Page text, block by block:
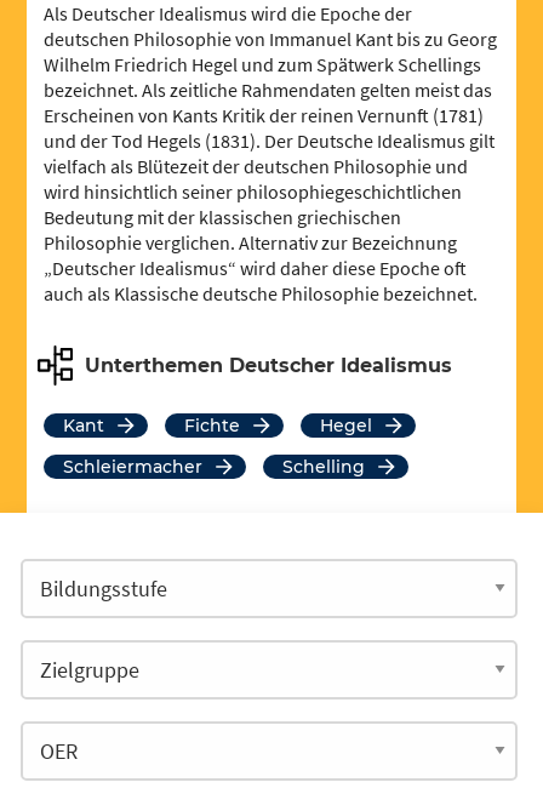
Als Deutscher Idealismus wird die Epoche der
deutschen Philosophie von Immanuel Kant bis zu Georg
Wilhelm Friedrich Hegel und zum Spätwerk Schellings
bezeichnet. Als zeitliche Rahmendaten gelten meist das
Erscheinen von Kants Kritik der reinen Vernunft (1781)
und der Tod Hegels (1831). Der Deutsche Idealismus gilt
vielfach als Blütezeit der deutschen Philosophie und
wird hinsichtlich seiner philosophiegeschichtlichen
Bedeutung mit der klassischen griechischen
Philosophie verglichen. Alternativ zur Bezeichnung
„Deutscher Idealismus“ wird daher diese Epoche oft
auch als Klassische deutsche Philosophie bezeichnet.
Unterthemen Deutscher Idealismus
Kant Fichte
Hegel
Schleiermacher
Schelling